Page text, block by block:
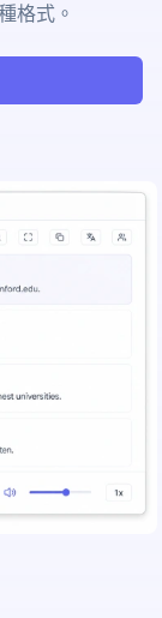
格式。